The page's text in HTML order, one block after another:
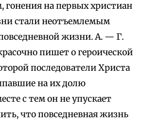
гонения на первых христиан
стали неотъемлемым
жизни. А. — Г.
пишет о героической
последователи Христа
на их долю
с тем он не упускает
что повседневная жизнь